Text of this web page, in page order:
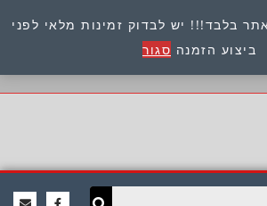
בלבד!!! יש לבדוק זמינות מלאי לפני
ביצוע הזמנה סגור
כתובת : היוזמים 9 אור יהודה שירות לקוחות 054-
8945722